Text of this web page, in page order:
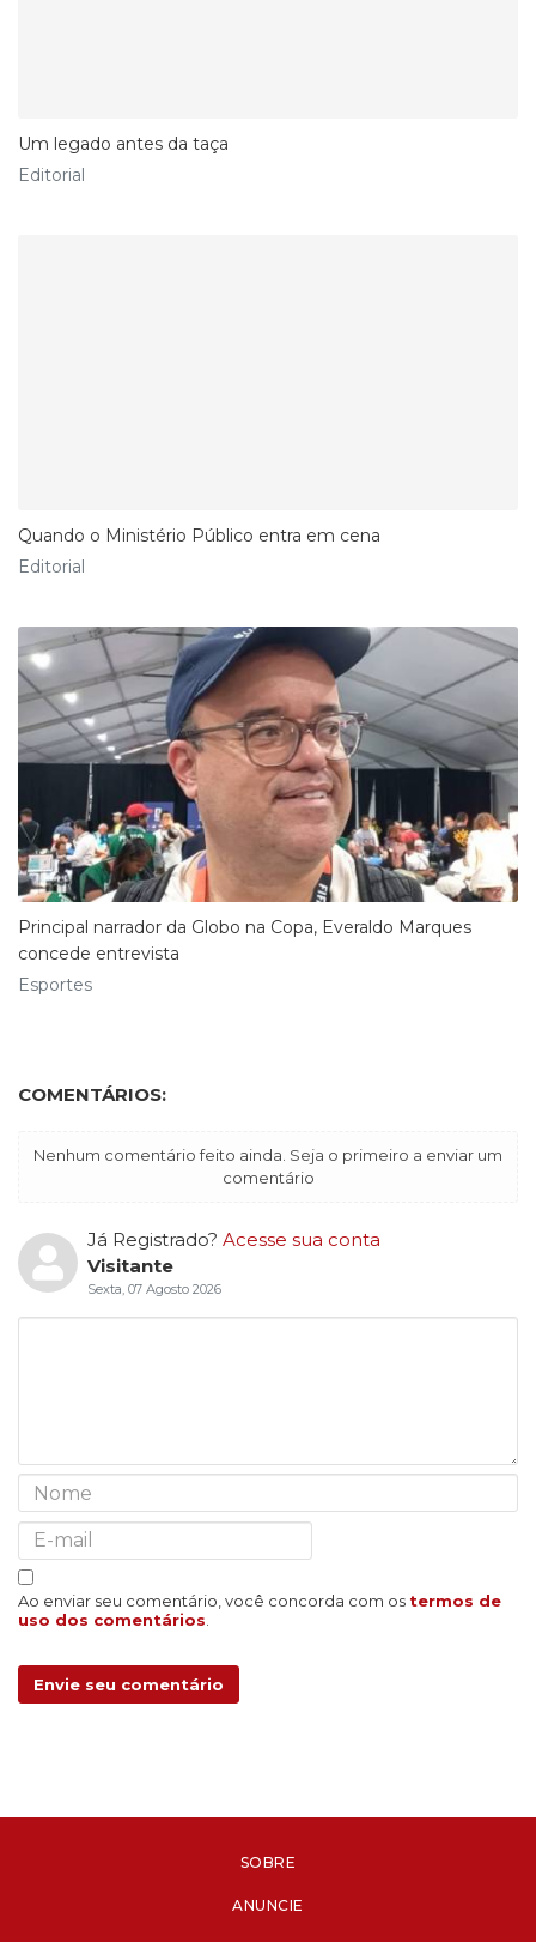
Um legado antes da taça
Editorial
Quando o Ministério Público entra em cena
Editorial
Principal narrador da Globo na Copa, Everaldo Marques
concede entrevista
Esportes
COMENTÁRIOS:
Nenhum comentário feito ainda. Seja o primeiro a enviar um
comentário
Já Registrado? Acesse sua conta
Visitante
Sexta, 07 Agosto 2026
Ao enviar seu comentário, você concorda com os termos de
uso dos comentários.
Envie seu comentário
SOBRE
ANUNCIE